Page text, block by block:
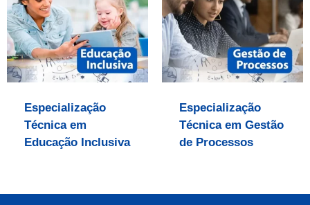
Especialização
Técnica em
Educação Inclusiva
Especialização
Técnica em Gestão
de Processos